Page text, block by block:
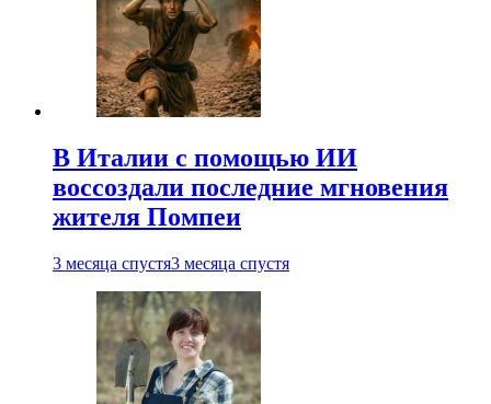
В Италии с помощью ИИ
воссоздали последние мгновения
жителя Помпеи
3 месяца спустя3 месяца спустя